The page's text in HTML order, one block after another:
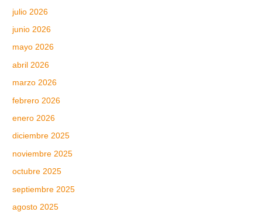
julio 2026
junio 2026
mayo 2026
abril 2026
marzo 2026
febrero 2026
enero 2026
diciembre 2025
noviembre 2025
octubre 2025
septiembre 2025
agosto 2025